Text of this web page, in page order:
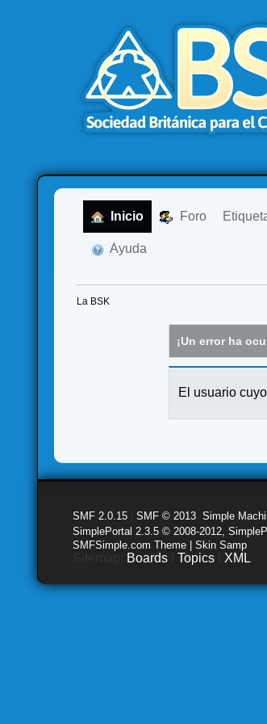
Inicio Foro
Ayuda
La BSK
¡Un error ha
El usuario
SMF 2.0.15 |SMF © 2013 ,Simple
SimplePortal 2.3.5 © 2008-2012,
SMFSimple.com Theme | Skin Samp
Boards |Topics XML